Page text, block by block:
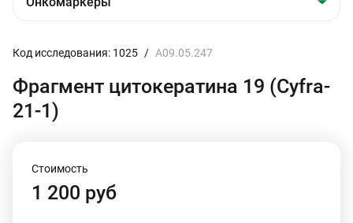
Код исследования: 1025 / A09.05.247
Фрагмент цитокератина 19 (Cyfra-
21-1)
Стоимость
1 200 руб